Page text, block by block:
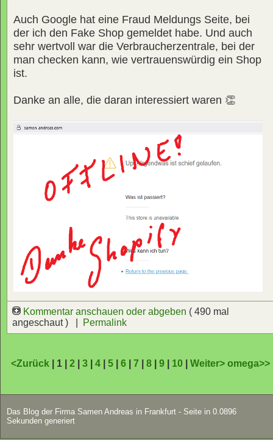
Auch Google hat eine Fraud Meldungs Seite, bei
der ich den Fake Shop gemeldet habe. Und auch
sehr wertvoll war die Verbraucherzentrale, bei der
man checken kann, wie vertrauenswürdig ein Shop
ist.
Danke an alle, die daran interessiert waren 👏
Kommentar anschauen oder abgeben ( 490 mal
angeschaut ) |
Permalink
<Zurück | 1 |2 |3 |4 |5 |6 |7 |8 |9 10 |Weiter>omega>>
Das Blog der Firma Samen Andreas in Frankfurt - Seite in 0.0896
Sekunden generiert